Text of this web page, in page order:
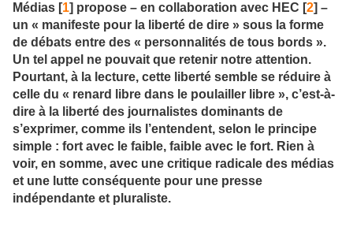
Médias [1] propose – en collaboration avec HEC [2] –
un « manifeste pour la liberté de dire » sous la forme
de débats entre des « personnalités de tous bords ».
Un tel appel ne pouvait que retenir notre attention.
Pourtant, à la lecture, cette liberté semble se réduire à
celle du « renard libre dans le poulailler libre », c’est-à-
dire à la liberté des journalistes dominants de
s’exprimer, comme ils l’entendent, selon le principe
simple : fort avec le faible, faible avec le fort. Rien à
voir, en somme, avec une critique radicale des médias
et une lutte conséquente pour une presse
indépendante et pluraliste.